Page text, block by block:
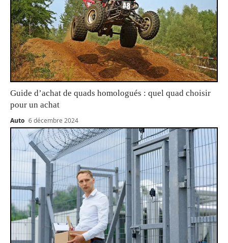
Guide d’achat de quads homologués : quel quad choisir
pour un achat
Auto 6 décembre 2024